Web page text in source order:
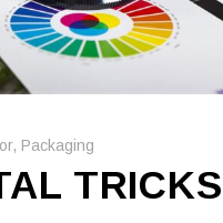
, Packaging
TRICKS